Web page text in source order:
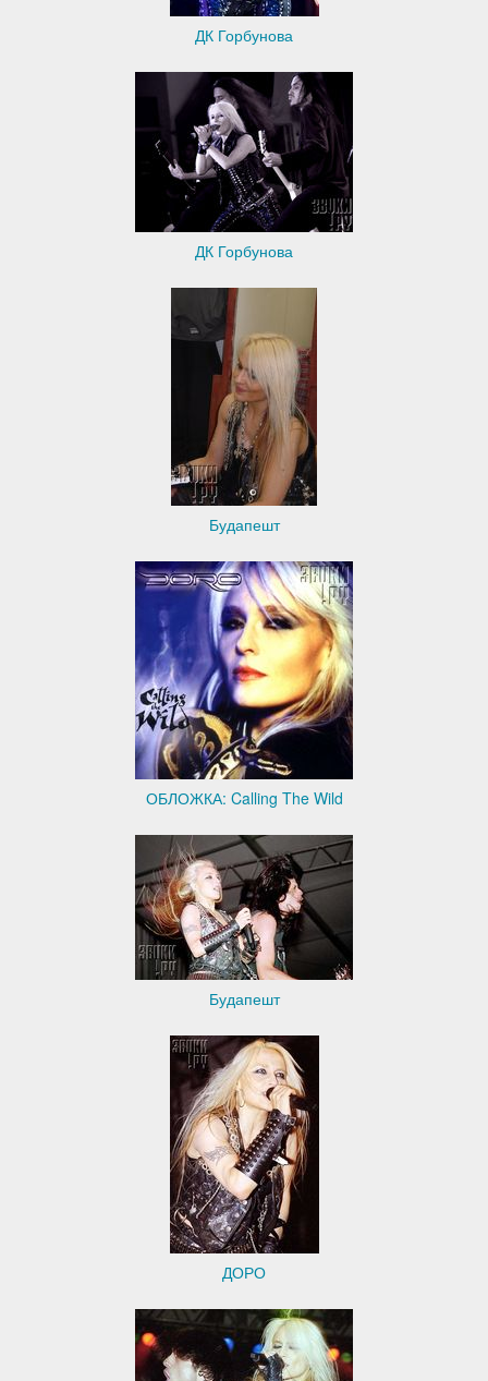
ДК Горбунова
ДК Горбунова
Будапешт
ОБЛОЖКА: Calling The Wild
Будапешт
ДОРО